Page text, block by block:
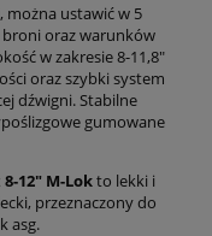
można ustawić w 5
oraz warunków
w zakresie 8-11,8"
oraz szybki system
dźwigni. Stabilne
gumowane
12" M-Lokto lekki i
przeznaczony do
asg.